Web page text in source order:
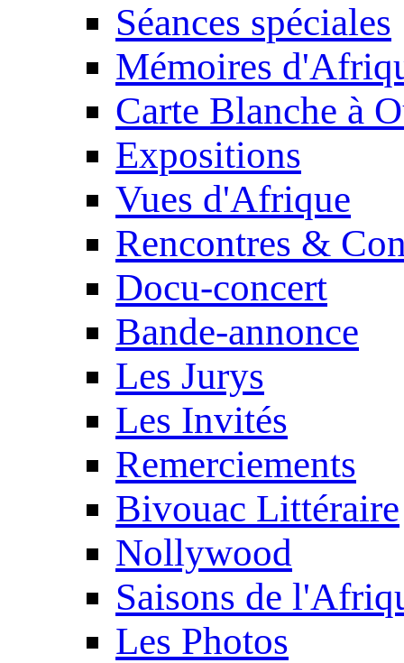
Séances spéciales
Mémoires
Carte Blanche à
Expositions
Vues d'Afrique
Rencontres &
Docu-concert
Bande-annonce
Les Jurys
Les Invités
Remerciements
Bivouac Littéraire
Nollywood
Saisons de
Les Photos